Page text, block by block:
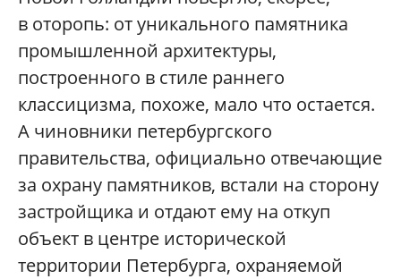
в оторопь: от уникального памятника
промышленной архитектуры,
построенного в стиле раннего
классицизма, похоже, мало что остается.
А чиновники петербургского
правительства, официально отвечающие
за охрану памятников, встали на сторону
застройщика и отдают ему на откуп
объект в центре исторической
территории Петербурга, охраняемой